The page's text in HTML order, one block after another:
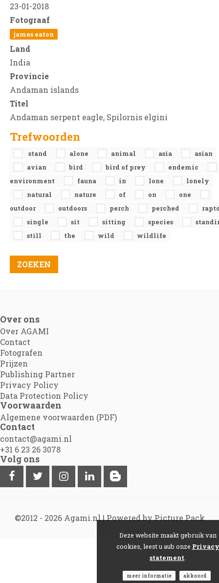
23-01-2018
Fotograaf
james eaton
Land
India
Provincie
Andaman islands
Titel
Andaman serpent eagle, Spilornis elgini
Trefwoorden
stand alone animal asia
asian
avian
bird bird of prey
endemic
environment
fauna in lone
lonely
natural
nature of on
one
outdoor
outdoors perch perched
single
sit sitting species
still
the wild wildlife
Over ons
Over AGAMI
Contact
Fotografen
Prijzen
Publishing Partner
Privacy Policy
Data Protection Policy
Voorwaarden
Algemene voorwaarden (PDF)
Contact
contact@agami.nl
+31 6 23 26 3078
Volg ons
©2012 - 2026 Agami.nl|Powered by Picture Pack
Deze website maakt gebruik van
cookies, leest u aub onze Privacy
statement
meer informatie akkoord